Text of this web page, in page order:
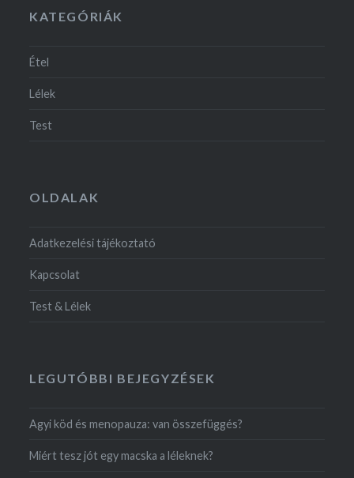
KATEGÓRIÁK
Étel
Lélek
Test
OLDALAK
Adatkezelési tájékoztató
Kapcsolat
Test & Lélek
LEGUTÓBBI BEJEGYZÉSEK
Agyi köd és menopauza: van összefüggés?
Miért tesz jót egy macska a léleknek?